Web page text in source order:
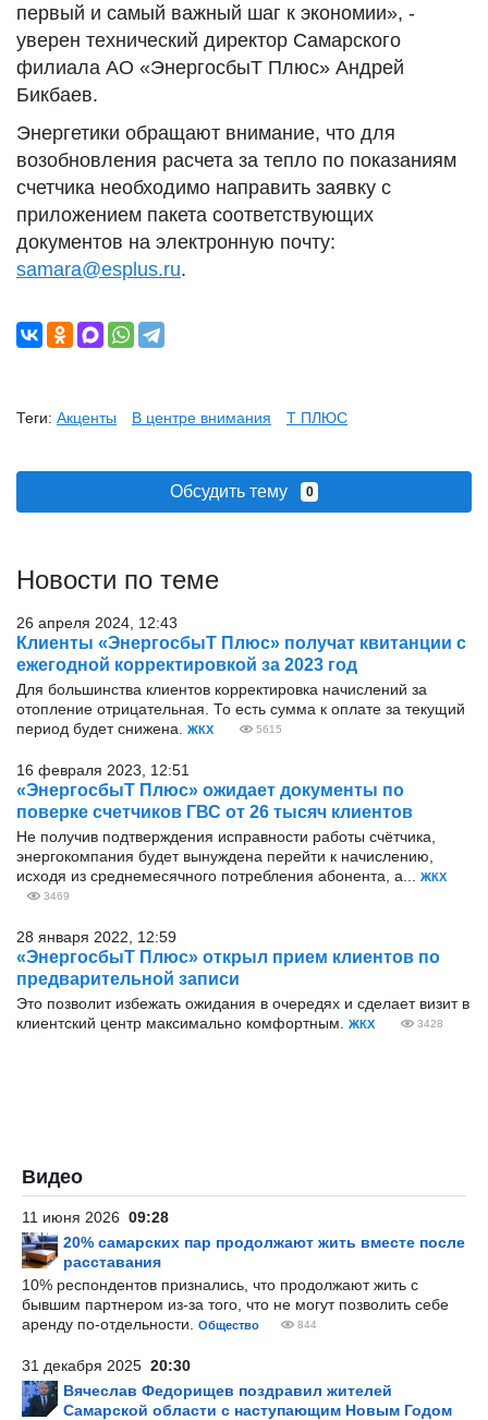
первый и самый важный шаг к экономии», -
уверен технический директор Самарского
филиала АО «ЭнергосбыТ Плюс» Андрей
Бикбаев.
Энергетики обращают внимание, что для
возобновления расчета за тепло по показаниям
счетчика необходимо направить заявку с
приложением пакета соответствующих
документов на электронную почту:
samara@esplus.ru.
Теги: Акценты В центре внимания Т ПЛЮС
Обсудить тему 0
Новости по теме
26 апреля 2024, 12:43
Клиенты «ЭнергосбыТ Плюс» получат квитанции с
ежегодной корректировкой за 2023 год
Для большинства клиентов корректировка начислений за
отопление отрицательная. То есть сумма к оплате за текущий
период будет снижена.
ЖКХ 5615
16 февраля 2023, 12:51
«ЭнергосбыТ Плюс» ожидает документы по
поверке счетчиков ГВС от 26 тысяч клиентов
Не получив подтверждения исправности работы счётчика,
энергокомпания будет вынуждена перейти к начислению,
исходя из среднемесячного потребления абонента, а...
ЖКХ
3469
28 января 2022, 12:59
«ЭнергосбыТ Плюс» открыл прием клиентов по
предварительной записи
Это позволит избежать ожидания в очередях и сделает визит в
клиентский центр максимально комфортным.
ЖКХ 3428
Видео
11 июня 2026 09:28
20% самарских пар продолжают жить вместе после
расставания
10% респондентов признались, что продолжают жить с
бывшим партнером из-за того, что не могут позволить себе
аренду по-отдельности.
Общество 844
31 декабря 2025 20:30
Вячеслав Федорищев поздравил жителей
Самарской области с наступающим Новым Годом